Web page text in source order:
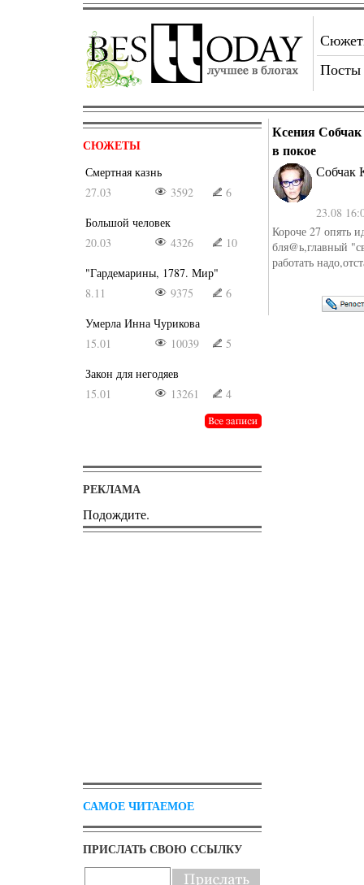
Посты
СЮЖЕТЫ
Смертная казнь
27.03
3592
6
Большой человек
20.03
4326
10
"Гардемарины, 1787. Мир"
8.11
9375
6
Умерла Инна Чурикова
15.01
10039
5
Закон для негодяев
15.01
13261 4
РЕКЛАМА
Подождите.
САМОЕ ЧИТАЕМОЕ
ПРИСЛАТЬ СВОЮ ССЫЛКУ
Ксения Собчак
в покое
Собчак
23.08
Короче 27 опять
бля@ь,главный
работать